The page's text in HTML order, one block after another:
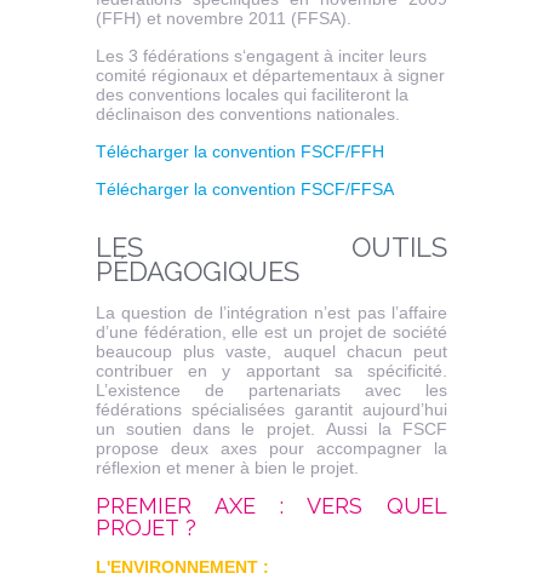
(FFH) et novembre 2011 (FFSA).
Les 3 fédérations s‘engagent à inciter leurs
comité régionaux et départementaux à signer
des conventions locales qui faciliteront la
déclinaison des conventions nationales.
Télécharger la convention FSCF/FFH
Télécharger la convention FSCF/FFSA
LES OUTILS
PÉDAGOGIQUES
La question de l’intégration n’est pas l’affaire
d’une fédération, elle est un projet de société
beaucoup plus vaste, auquel chacun peut
contribuer en y apportant sa spécificité.
L’existence de partenariats avec les
fédérations spécialisées garantit aujourd’hui
un soutien dans le projet. Aussi la FSCF
propose deux axes pour accompagner la
réflexion et mener à bien le projet.
PREMIER AXE : VERS QUEL
PROJET ?
L'ENVIRONNEMENT :